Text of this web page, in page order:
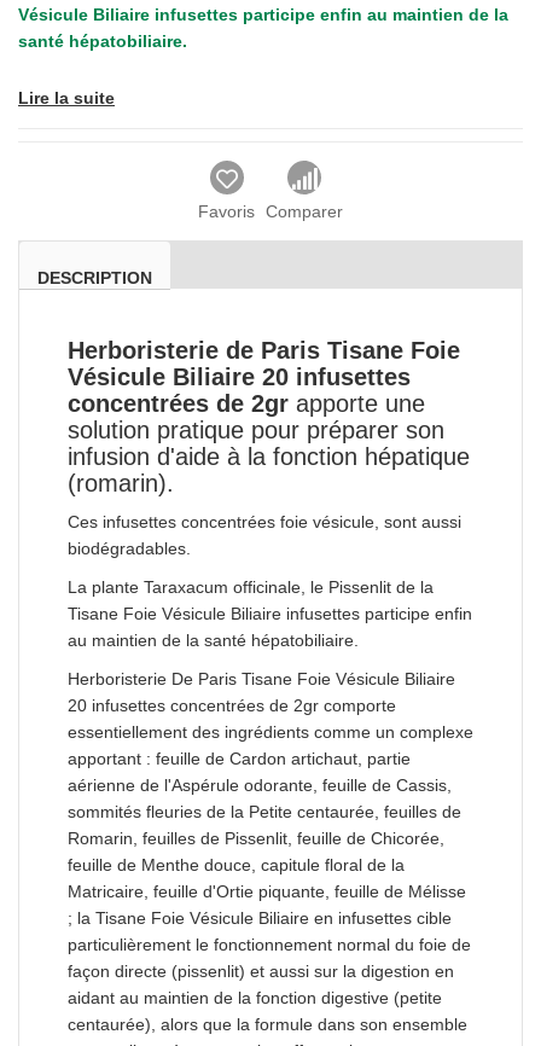
Vésicule Biliaire infusettes participe enfin au maintien de la
santé hépatobiliaire.
Lire la suite
Favoris Comparer
DESCRIPTION
Herboristerie de Paris Tisane Foie
Vésicule Biliaire 20 infusettes
concentrées de 2gr apporte une
solution pratique pour préparer son
infusion d'aide à la fonction hépatique
(romarin).
Ces infusettes concentrées foie vésicule, sont aussi
biodégradables.
La plante Taraxacum officinale, le Pissenlit de la
Tisane Foie Vésicule Biliaire infusettes participe enfin
au maintien de la santé hépatobiliaire.
Herboristerie De Paris Tisane Foie Vésicule Biliaire
20 infusettes concentrées de 2gr comporte
essentiellement des ingrédients comme un complexe
apportant : feuille de Cardon artichaut, partie
aérienne de l'Aspérule odorante, feuille de Cassis,
sommités fleuries de la Petite centaurée, feuilles de
Romarin, feuilles de Pissenlit, feuille de Chicorée,
feuille de Menthe douce, capitule floral de la
Matricaire, feuille d'Ortie piquante, feuille de Mélisse
; la Tisane Foie Vésicule Biliaire en infusettes cible
particulièrement le fonctionnement normal du foie de
façon directe (pissenlit) et aussi sur la digestion en
aidant au maintien de la fonction digestive (petite
centaurée), alors que la formule dans son ensemble